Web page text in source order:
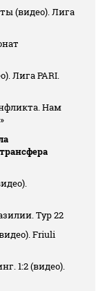
(видео). Лига
Лига PARI.
Нам
Тур 22
Friuli
1:2 (видео).